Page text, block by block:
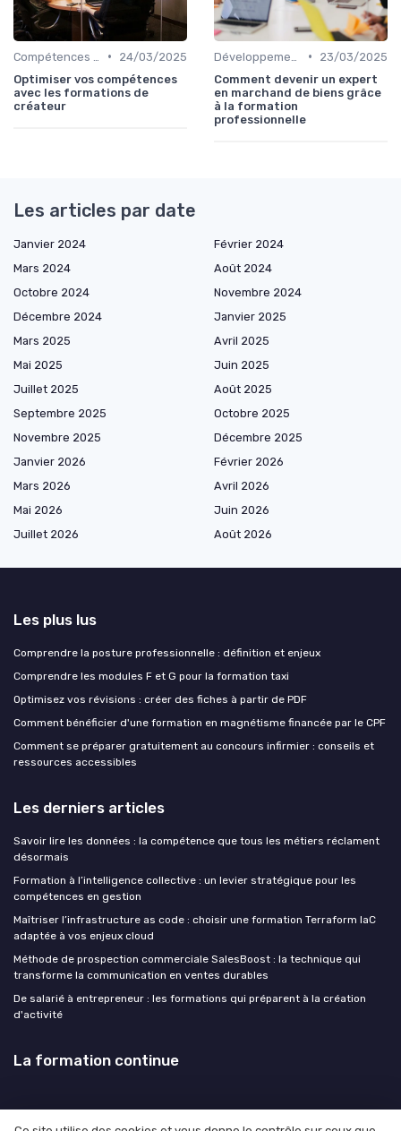
•
24/03/2025
Optimiser vos compétences
avec les formations de
créateur
•
23/03/2025
Comment devenir un expert
en marchand de biens grâce
à la formation
professionnelle
Les articles par date
Janvier 2024
Février 2024
Mars 2024
Août 2024
Octobre 2024
Novembre 2024
Décembre 2024
Janvier 2025
Mars 2025
Avril 2025
Mai 2025
Juin 2025
Juillet 2025
Août 2025
Septembre 2025
Octobre 2025
Novembre 2025
Décembre 2025
Janvier 2026
Février 2026
Mars 2026
Avril 2026
Mai 2026
Juin 2026
Juillet 2026
Août 2026
Les plus lus
Comprendre la posture professionnelle : définition et enjeux
Comprendre les modules F et G pour la formation taxi
Optimisez vos révisions : créer des fiches à partir de PDF
Comment bénéficier d'une formation en magnétisme financée par le CPF
Comment se préparer gratuitement au concours infirmier : conseils et
ressources accessibles
Les derniers articles
Savoir lire les données : la compétence que tous les métiers réclament
désormais
Formation à l’intelligence collective : un levier stratégique pour les
compétences en gestion
Maîtriser l’infrastructure as code : choisir une formation Terraform IaC
adaptée à vos enjeux cloud
Méthode de prospection commerciale SalesBoost : la technique qui
transforme la communication en ventes durables
De salarié à entrepreneur : les formations qui préparent à la création
d'activité
La formation continue